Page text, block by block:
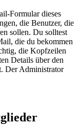
Formular dieses
die Benutzer, die
sollen. Du solltest
die du bekommen
die Kopfzeilen
Details über den
Der Administrator